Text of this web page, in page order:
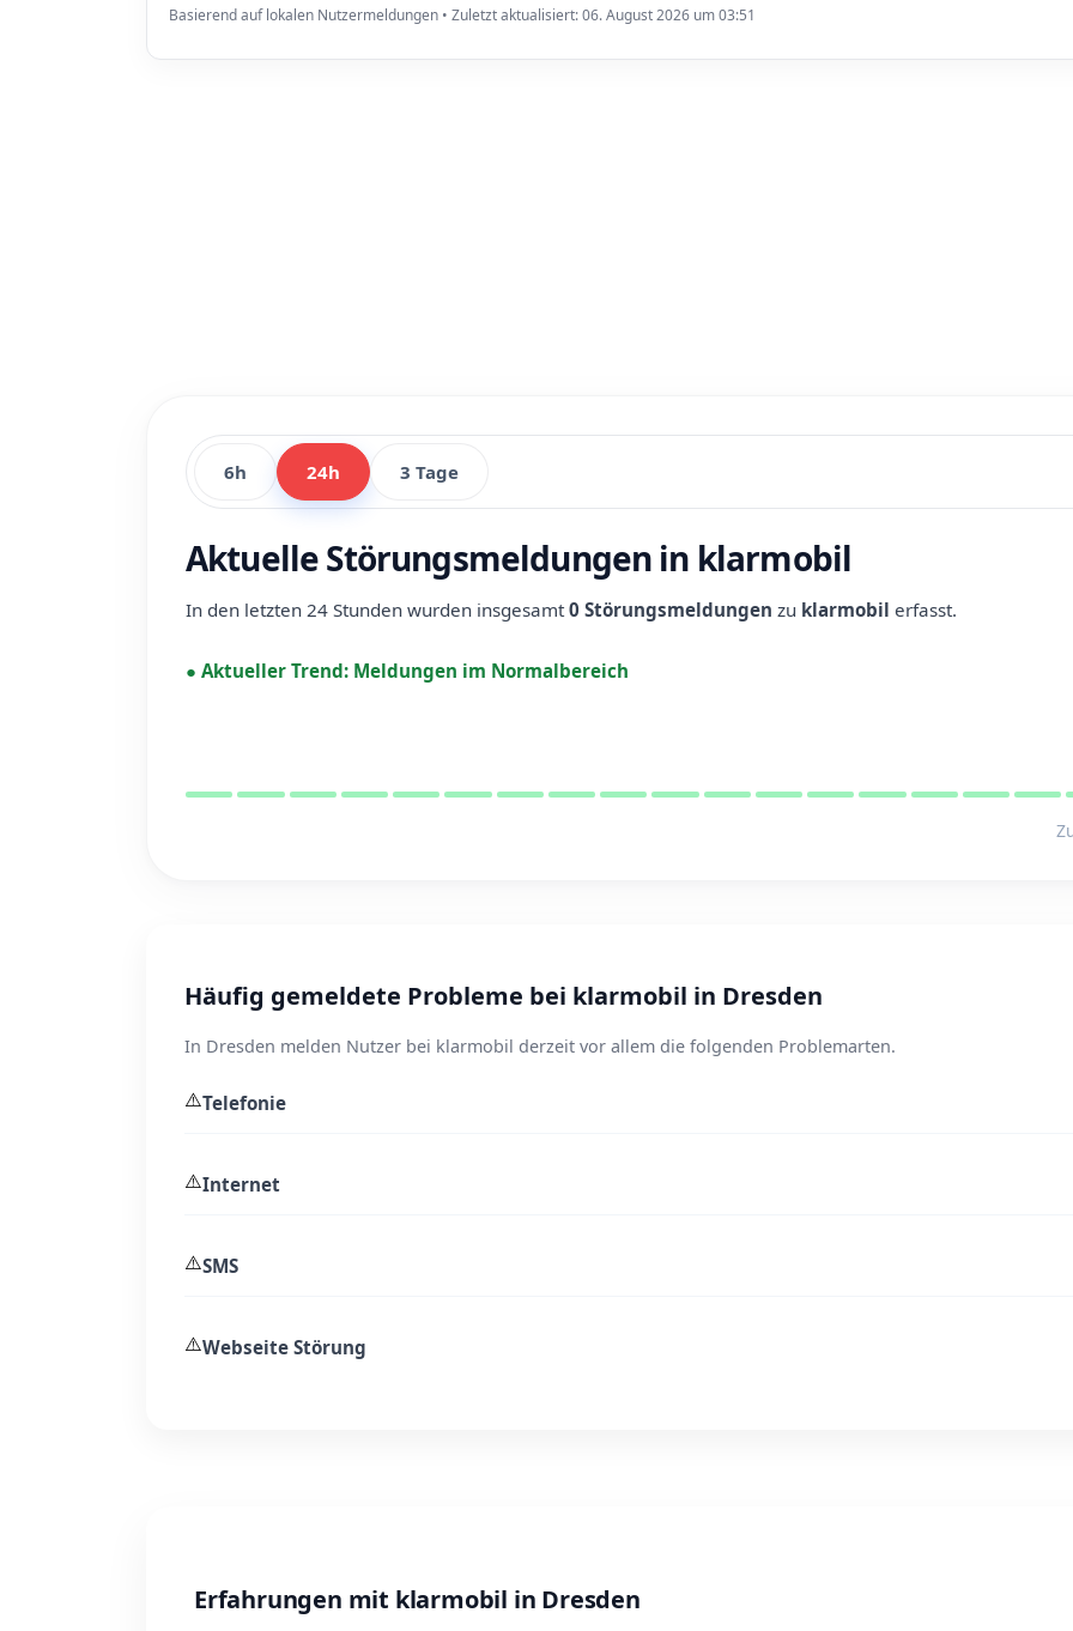
Basierend auf lokalen Nutzermeldungen • Zuletzt aktualisiert: 06. August 2026 um 03:51
6h 24h 3 Tage
Aktuelle Störungsmeldungen in klarmobil
In den letzten 24 Stunden wurden insgesamt0 Störungsmeldungen zu klarmobil erfasst.
● Aktueller Trend: Meldungen im Normalbereich
Häufig gemeldete Probleme bei klarmobil in Dresden
In Dresden melden Nutzer bei klarmobil derzeit vor allem die folgenden Problemarten.
⚠️Telefonie
⚠️Internet
⚠️SMS
⚠️Webseite Störung
Erfahrungen mit klarmobil in Dresden